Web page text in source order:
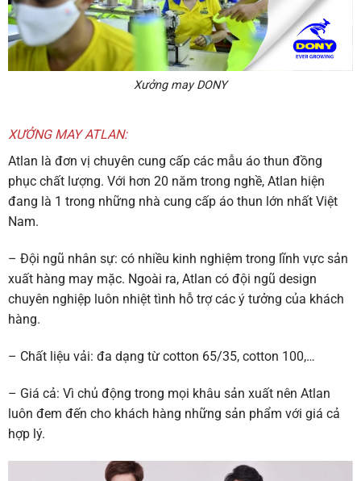
Xưởng may DONY
XƯỞNG MAY ATLAN:
Atlan là đơn vị chuyên cung cấp các mẫu áo thun đồng
phục chất lượng. Với hơn 20 năm trong nghề, Atlan hiện
đang là 1 trong những nhà cung cấp áo thun lớn nhất Việt
Nam.
– Đội ngũ nhân sự: có nhiều kinh nghiệm trong lĩnh vực sản
xuất hàng may mặc. Ngoài ra, Atlan có đội ngũ design
chuyên nghiệp luôn nhiệt tình hỗ trợ các ý tưởng của khách
hàng.
– Chất liệu vải: đa dạng từ cotton 65/35, cotton 100,…
– Giá cả: Vì chủ động trong mọi khâu sản xuất nên Atlan
luôn đem đến cho khách hàng những sản phẩm với giá cả
hợp lý.